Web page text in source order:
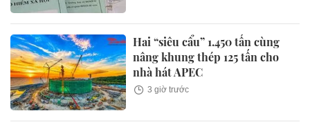
Hai “siêu cẩu” 1.450 tấn cùng
nâng khung thép 125 tấn cho
nhà hát APEC
3 giờ trước